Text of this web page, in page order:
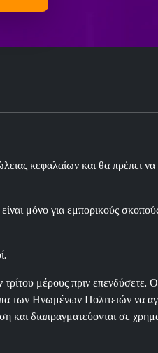
κεφαλαίων και θα πρέπει
μόνο για εμπορικούς
μέρους πριν επενδύσετε.
των Ηνωμένων Πολιτειών να
και διαπραγματεύονται σε